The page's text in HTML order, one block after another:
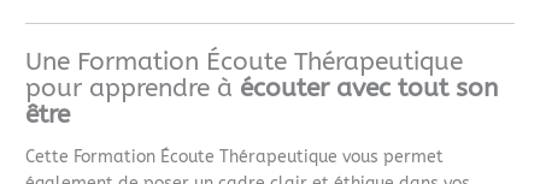
Une Formation Écoute Thérapeutique
pour apprendre à écouter avec tout son
être
Cette Formation Écoute Thérapeutique vous permet